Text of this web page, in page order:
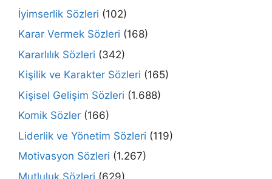
İyimserlik Sözleri (102)
Karar Vermek Sözleri (168)
Kararlılık Sözleri (342)
Kişilik ve Karakter Sözleri (165)
Kişisel Gelişim Sözleri (1.688)
Komik Sözler (166)
Liderlik ve Yönetim Sözleri (119)
Motivasyon Sözleri (1.267)
Mutluluk Sözleri (629)